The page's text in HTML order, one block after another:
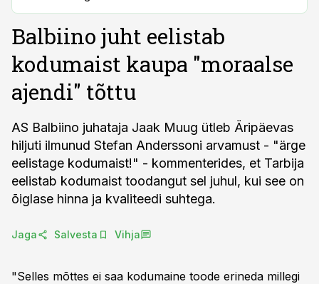
Balbiino juht eelistab
kodumaist kaupa "moraalse
ajendi" tõttu
AS Balbiino juhataja Jaak Muug ütleb Äripäevas
hiljuti ilmunud Stefan Anderssoni arvamust - "ärge
eelistage kodumaist!" - kommenterides, et Tarbija
eelistab kodumaist toodangut sel juhul, kui see on
õiglase hinna ja kvaliteedi suhtega.
Jaga Salvesta Vihja
"Selles mõttes ei saa kodumaine toode erineda millegi